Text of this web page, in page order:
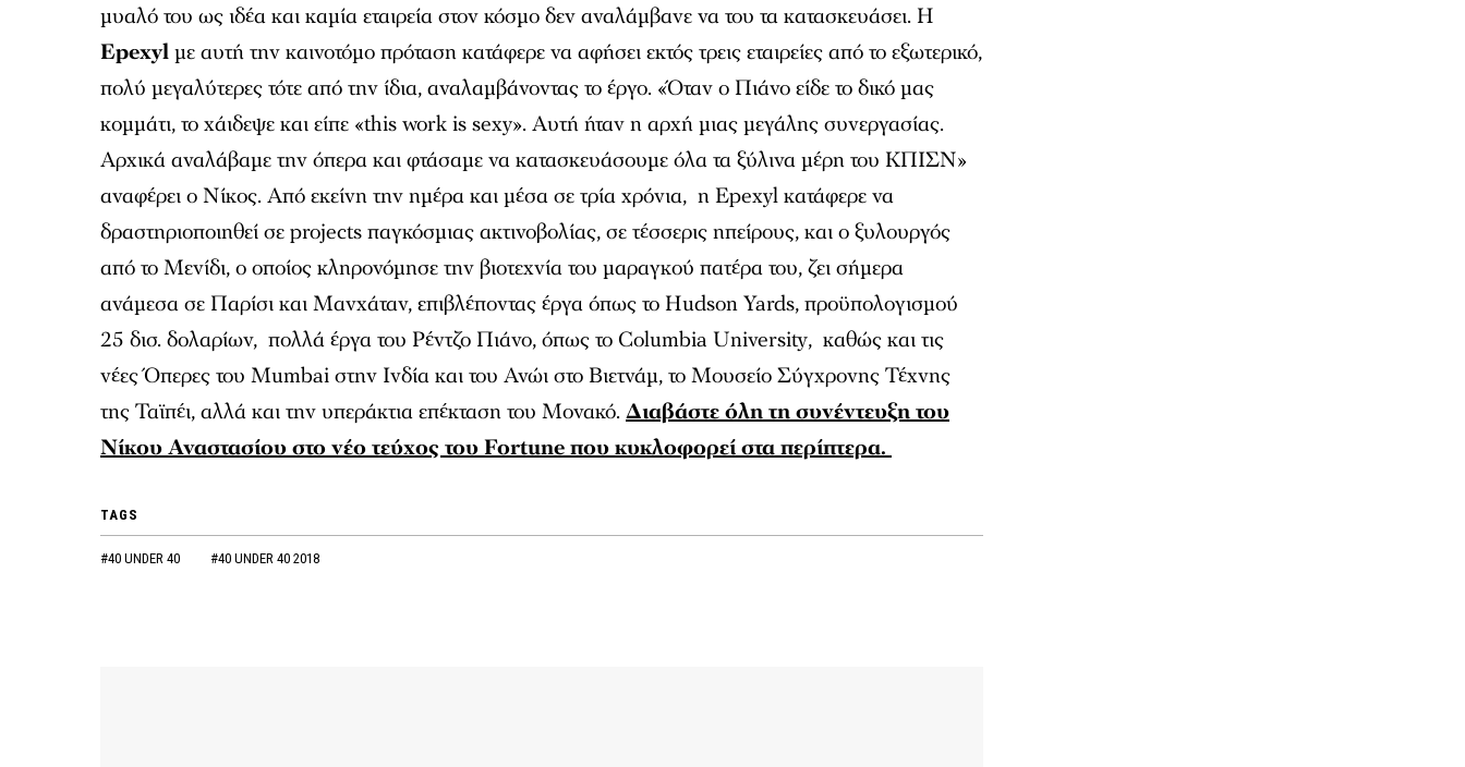
μυαλό του ως ιδέα και καμία εταιρεία στον κόσμο δεν αναλάμβανε να του τα κατασκευάσει. Η
Epexylμε αυτή την καινοτόμο πρόταση κατάφερε να αφήσει εκτός τρεις εταιρείες από το εξωτερικό,
πολύ μεγαλύτερες τότε από την ίδια, αναλαμβάνοντας το έργο. «Όταν ο Πιάνο είδε το δικό μας
κομμάτι, το χάιδεψε και είπε «this work is sexy». Αυτή ήταν η αρχή μιας μεγάλης συνεργασίας.
Αρχικά αναλάβαμε την όπερα και φτάσαμε να κατασκευάσουμε όλα τα ξύλινα μέρη του ΚΠΙΣΝ»
αναφέρει ο Νίκος. Από εκείνη την ημέρα και μέσα σε τρία χρόνια, η Epexyl κατάφερε να
δραστηριοποιηθεί σε projects παγκόσμιας ακτινοβολίας, σε τέσσερις ηπείρους, και ο ξυλουργός
από το Μενίδι, ο οποίος κληρονόμησε την βιοτεχνία του μαραγκού πατέρα του, ζει σήμερα
ανάμεσα σε Παρίσι και Μανχάταν, επιβλέποντας έργα όπως το Hudson Yards, προϋπολογισμού
25 δισ. δολαρίων, πολλά έργα του Ρέντζο Πιάνο, όπως το Columbia University, καθώς και τις
νέες Όπερες του Mumbai στην Ινδία και του Ανώι στο Βιετνάμ, το Μουσείο Σύγχρονης Τέχνης
της Ταϊπέι, αλλά και την υπεράκτια επέκταση του Μονακό. Διαβάστε όλη τη συνέντευξη του
Νίκου Αναστασίου στο νέο τεύχος του Fortune που κυκλοφορεί στα περίπτερα.
TAGS
#40 UNDER 40 #40 UNDER 40 2018